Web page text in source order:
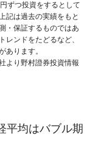
ずつ投資をするとして
記は過去の実績をもと
・保証するものではあ
レンドをたどるなど、
あります。
より野村證券投資情報
平均はバブル期